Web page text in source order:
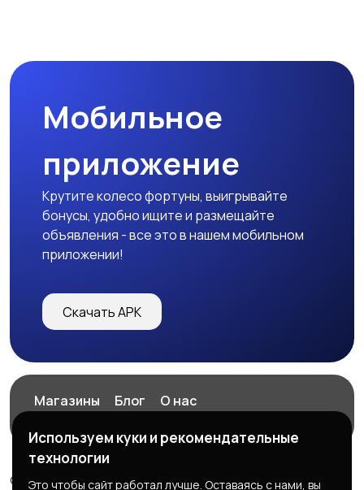
Мобильное
приложение
Крутите колесо фортуны, выигрывайте
бонусы, удобно ищите и размещайте
объявления - все это в нашем мобильном
приложении!
Скачать APK
Магазины Блог
О нас
© 2026 ExZz.ru - Маркетплейс Экспресс Заказ
Используем куки и рекомендательные
технологии
Это чтобы сайт работал лучше. Оставаясь с нами, вы